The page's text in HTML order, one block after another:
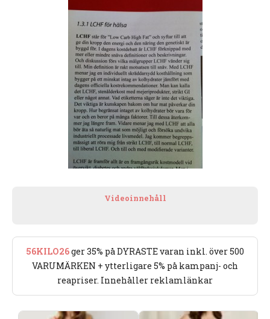
Videoinnehåll
56KILO26ger 35% på DYRASTE varan inkl. över 500
VARUMÄRKEN + ytterligare 5% på kampanj- och
reapriser. Innehåller reklamlänkar